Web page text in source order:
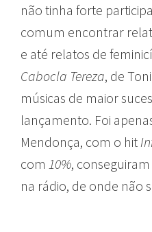
não tinha forte
comum encontrar
e até relatos de
Cabocla Tereza, de
músicas de maior
lançamento. Foi
Mendonça, com o hit
com 10%,
na rádio, de onde não